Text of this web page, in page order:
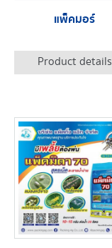
แพ็คมอร์
Product details